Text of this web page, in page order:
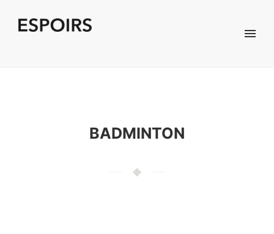
BADMINTON